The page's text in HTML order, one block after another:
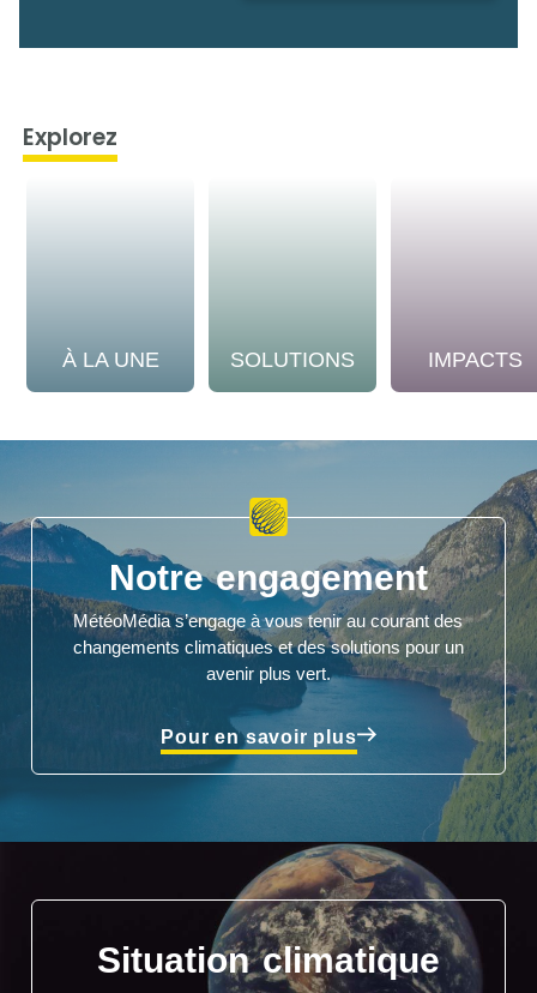
Explorez
À LA UNE SOLUTIONS IMPACTS
Notre engagement
MétéoMédia s’engage à vous tenir au courant des
changements climatiques et des solutions pour un
avenir plus vert.
Pour en savoir plus
Situation climatique